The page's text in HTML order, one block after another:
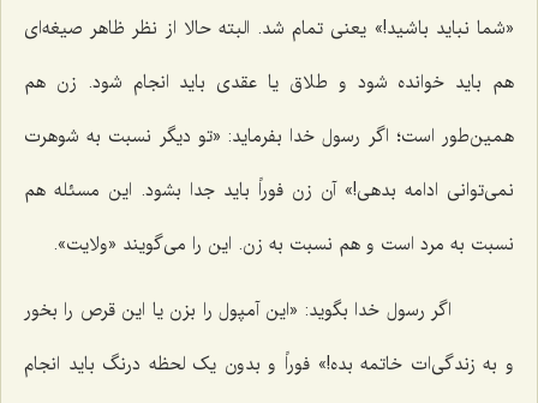
«شما نباید باشید!» یعنی تمام شد. البته حالا از نظر ظاهر صیغه‌ای
هم باید خوانده شود و طلاق یا عقدی باید انجام شود. زن هم
همین‌طور است؛ اگر رسول خدا بفرماید: «تو دیگر نسبت به شوهرت
نمی‌توانی ادامه بدهی!» آن زن فوراً باید جدا بشود. این مسئله هم
نسبت به مرد است و هم نسبت به زن. این را می‌گویند «ولایت».
اگر رسول خدا بگوید: «این آمپول را بزن یا این قرص را بخور
و به زندگی‌ات خاتمه بده!» فوراً و بدون یک لحظه درنگ باید انجام